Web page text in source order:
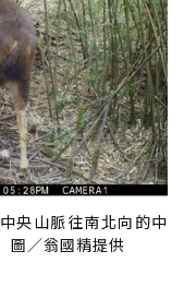
央山脈往南北向的中
圖／翁國精提供